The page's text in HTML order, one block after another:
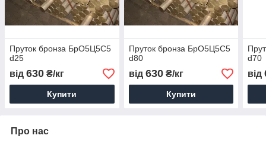
Пруток бронза БрО5Ц5С5
d25
від 630 ₴/кг
Купити
Пруток бронза БрО5Ц5С5
d80
від 630₴/кг
Купити
d70
від
Про нас